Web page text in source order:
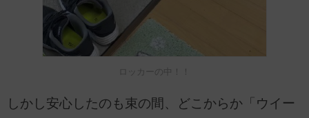
ロッカーの中！！
しかし安心したのも束の間、どこからか「ウイー